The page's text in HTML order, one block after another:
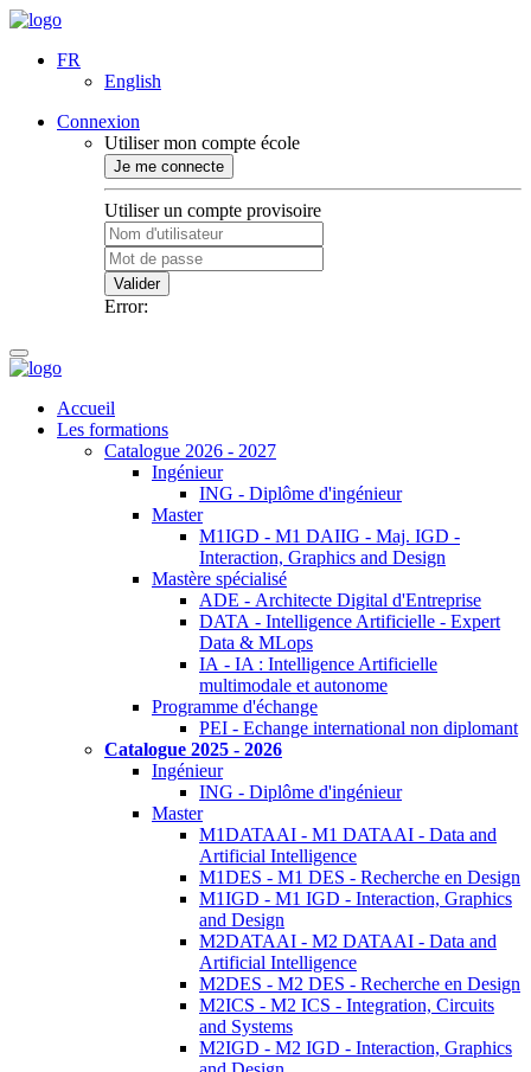
FR
English
Connexion
Utiliser mon compte école
Je me connecte
Utiliser un compte provisoire
Valider
Error:
Accueil
Les formations
Catalogue 2026 - 2027
Ingénieur
ING - Diplôme d'ingénieur
Master
M1IGD - M1 DAIIG - Maj. IGD -
Interaction, Graphics and Design
Mastère spécialisé
ADE - Architecte Digital d'Entreprise
DATA - Intelligence Artificielle - Expert
Data & MLops
IA - IA : Intelligence Artificielle
multimodale et autonome
Programme d'échange
PEI - Echange international non diplomant
Catalogue 2025 - 2026
Ingénieur
ING - Diplôme d'ingénieur
Master
M1DATAAI - M1 DATAAI - Data and
Artificial Intelligence
M1DES - M1 DES - Recherche en Design
M1IGD - M1 IGD - Interaction, Graphics
and Design
M2DATAAI - M2 DATAAI - Data and
Artificial Intelligence
M2DES - M2 DES - Recherche en Design
M2ICS - M2 ICS - Integration, Circuits
and Systems
M2IGD - M2 IGD - Interaction, Graphics